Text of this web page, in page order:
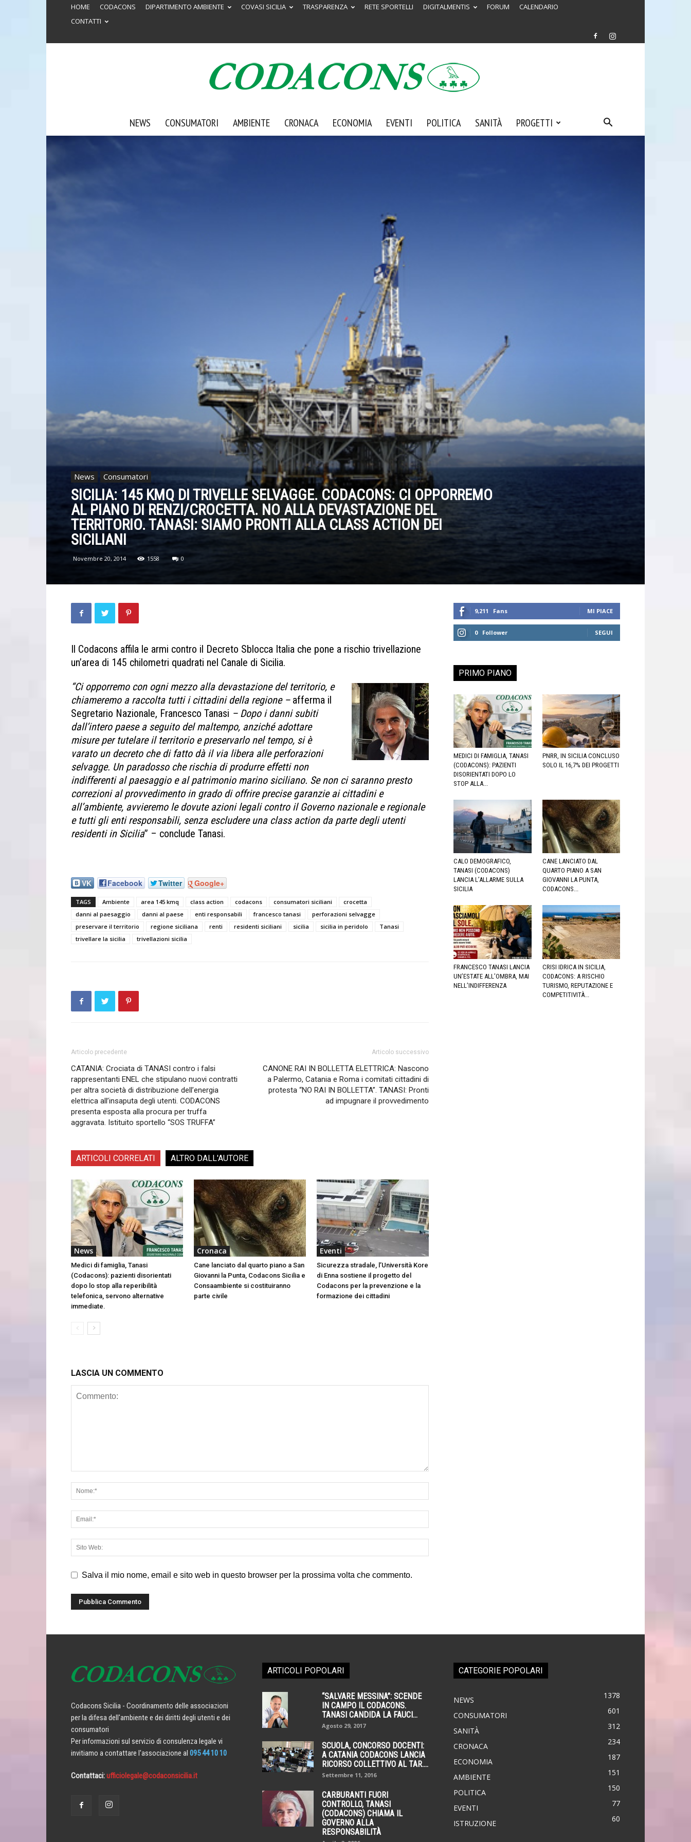
HOME CODACONS DIPARTIMENTO AMBIENTE COVASI SICILIA TRASPARENZA RETE SPORTELLI DIGITALMENTIS FORUM
CALENDARIO
CONTATTI
Codacons
NEWS CONSUMATORI AMBIENTE CRONACA ECONOMIA EVENTI POLITICA SANITÀ PROGETTI
News Consumatori
SICILIA: 145 KMQ DI TRIVELLE SELVAGGE. CODACONS: CI OPPORREMO
AL PIANO DI RENZI/CROCETTA. NO ALLA DEVASTAZIONE DEL
TERRITORIO. TANASI: SIAMO PRONTI ALLA CLASS ACTION DEI
SICILIANI
Novembre 20, 2014 1558 0
Il Codacons affila le armi contro il Decreto Sblocca Italia che pone a rischio trivellazione
un’area di 145 chilometri quadrati nel Canale di Sicilia.
“Ci opporremo con ogni mezzo alla devastazione del territorio, e
chiameremo a raccolta tutti i cittadini della regione – afferma il
Segretario Nazionale, Francesco Tanasi – Dopo i danni subiti
dall’intero paese a seguito del maltempo, anziché adottare
misure per tutelare il territorio e preservarlo nel tempo, si è
varato un decreto che di fatto dà il via libera alle perforazioni
selvagge. Un paradosso che rischia di produrre effetti non
indifferenti al paesaggio e al patrimonio marino siciliano. Se non ci saranno presto
correzioni al provvedimento in grado di offrire precise garanzie ai cittadini e
all’ambiente, avvieremo le dovute azioni legali contro il Governo nazionale e regionale
e tutti gli enti responsabili, senza escludere una class action da parte degli utenti
residenti in Sicilia” – conclude Tanasi.
VK Facebook Twitter Google+
TAGS Ambiente area 145 kmq class action codacons consumatori siciliani
crocetta
danni al paesaggio
danni al paese enti responsabili francesco tanasi
perforazioni selvagge
preservare il territorio
regione siciliana renti residenti siciliani sicilia sicilia in peridolo
Tanasi
trivellare la sicilia
trivellazioni sicilia
Articolo precedente
CATANIA: Crociata di TANASI contro i falsi
rappresentanti ENEL che stipulano nuovi contratti
per altra società di distribuzione dell’energia
elettrica all’insaputa degli utenti. CODACONS
presenta esposta alla procura per truffa
aggravata. Istituito sportello “SOS TRUFFA”
Articolo successivo
CANONE RAI IN BOLLETTA ELETTRICA: Nascono
a Palermo, Catania e Roma i comitati cittadini di
protesta “NO RAI IN BOLLETTA”. TANASI: Pronti
ad impugnare il provvedimento
ARTICOLI CORRELATI ALTRO DALL'AUTORE
News
Medici di famiglia, Tanasi
(Codacons): pazienti disorientati
dopo lo stop alla reperibilità
telefonica, servono alternative
immediate.
Cronaca
Cane lanciato dal quarto piano a San
Giovanni la Punta, Codacons Sicilia e
Consaambiente si costituiranno
parte civile
Eventi
Sicurezza stradale, l’Università Kore
di Enna sostiene il progetto del
Codacons per la prevenzione e la
formazione dei cittadini
LASCIA UN COMMENTO
Salva il mio nome, email e sito web in questo browser per la prossima volta che commento.
9,211 Fans MI PIACE
0 Follower SEGUI
PRIMO PIANO
MEDICI DI FAMIGLIA, TANASI
(CODACONS): PAZIENTI
DISORIENTATI DOPO LO
STOP ALLA...
PNRR, IN SICILIA CONCLUSO
SOLO IL 16,7% DEI PROGETTI
CALO DEMOGRAFICO,
TANASI (CODACONS)
LANCIA L’ALLARME SULLA
SICILIA
CANE LANCIATO DAL
QUARTO PIANO A SAN
GIOVANNI LA PUNTA,
CODACONS...
FRANCESCO TANASI LANCIA
UN’ESTATE ALL’OMBRA, MAI
NELL’INDIFFERENZA
CRISI IDRICA IN SICILIA,
CODACONS: A RISCHIO
TURISMO, REPUTAZIONE E
COMPETITIVITÀ...
Codacons Sicilia - Coordinamento delle associazioni
per la difesa dell'ambiente e dei diritti degli utenti e dei
consumatori
Per informazioni sul servizio di consulenza legale vi
invitiamo a contattare l'associazione al 095 44 10 10
Contattaci:ufficiolegale@codaconsicilia.it
ARTICOLI POPOLARI
“SALVARE MESSINA”: SCENDE
IN CAMPO IL CODACONS.
TANASI CANDIDA LA FAUCI...
Agosto 29, 2017
SCUOLA, CONCORSO DOCENTI:
A CATANIA CODACONS LANCIA
RICORSO COLLETTIVO AL TAR....
Settembre 11, 2016
CARBURANTI FUORI
CONTROLLO, TANASI
(CODACONS) CHIAMA IL
GOVERNO ALLA
RESPONSABILITÀ
CATEGORIE POPOLARI
NEWS 1378
CONSUMATORI 601
SANITÀ 312
CRONACA 234
ECONOMIA 187
AMBIENTE 151
POLITICA 150
EVENTI 77
ISTRUZIONE 60